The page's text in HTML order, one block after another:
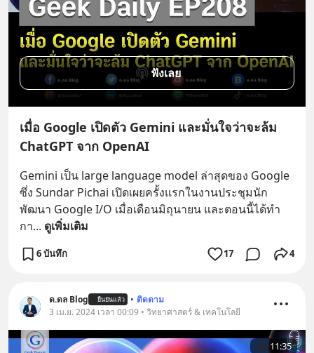
ฟังเลย
เมื่อ Google เปิดตัว Gemini และมั่นใจว่าจะล้ม
ChatGPT จาก OpenAI
Gemini เป็น large language model ล่าสุดของ Google
ซึ่ง Sundar Pichai เปิดเผยครั้งแรกในงานประชุมนัก
พัฒนา Google I/O เมื่อเดือนมิถุนายน และตอนนี้ได้ทำ
กา... ดูเพิ่มเติม
6 บันทึก 17 4
ด.ดล Blog ยืนยันแล้ว • ติดตาม
3 เม.ย. 2024 เวลา 00:09 • วิทยาศาสตร์ & เทคโนโลยี
11:35